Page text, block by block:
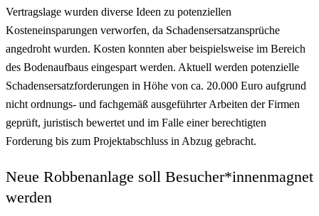
Vertragslage wurden diverse Ideen zu potenziellen
Kosteneinsparungen verworfen, da Schadensersatzansprüche
angedroht wurden. Kosten konnten aber beispielsweise im Bereich
des Bodenaufbaus eingespart werden. Aktuell werden potenzielle
Schadensersatzforderungen in Höhe von ca. 20.000 Euro aufgrund
nicht ordnungs- und fachgemäß ausgeführter Arbeiten der Firmen
geprüft, juristisch bewertet und im Falle einer berechtigten
Forderung bis zum Projektabschluss in Abzug gebracht.
Neue Robbenanlage soll Besucher*innenmagnet
werden